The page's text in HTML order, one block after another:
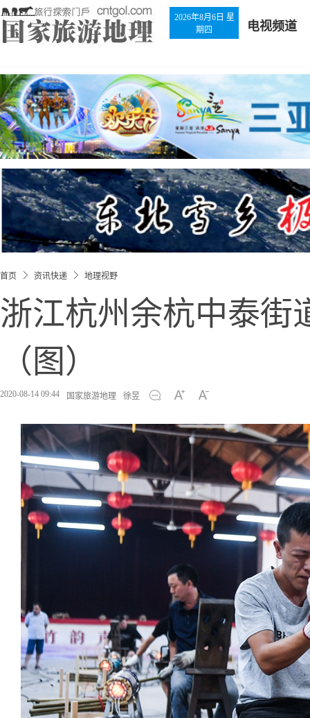
2026年8月6日 星
期四
电视频道
首页 资讯快递 地理视野
浙江杭州余杭中泰街
（图）
2020-08-14 09:44 国家旅游地理 徐昱